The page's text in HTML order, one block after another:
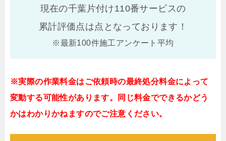
現在の千葉片付け110番サービスの
累計評価点は点となっております！
※最新100件施工アンケート平均
※実際の作業料金はご依頼時の最終処分料金によって
変動する可能性があります。同じ料金でできるかどう
かはわかりかねますのでご注意ください。